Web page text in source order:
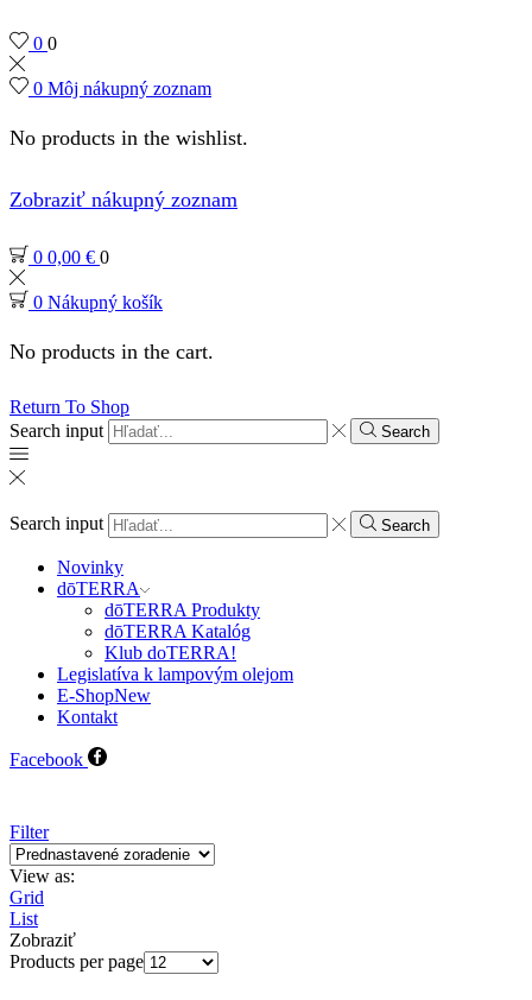
0 0
0 Môj nákupný zoznam
No products in the wishlist.
Zobraziť nákupný zoznam
0 0,00 € 0
0 Nákupný košík
No products in the cart.
Return To Shop
Search input
Search
Search input Search
Novinky
dōTERRA
dōTERRA Produkty
dōTERRA Katalóg
Klub doTERRA!
Legislatíva k lampovým olejom
E-ShopNew
Kontakt
Facebook
Filter
View as:
Grid
List
Zobraziť
Products per page